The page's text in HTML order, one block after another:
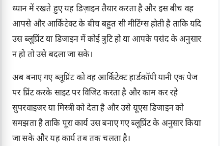
ध्यान में रखते हुए यह डिज़ाइन तैयार करता है और इस बीच वह
आपसे और आर्किटेक्ट के बीच बहुत सी मीटिंग्स होती है ताकि यदि
उस ब्लूप्रिंट या डिजाइन में कोई त्रुटि हो या आपके पसंद के अनुसार
न हो तो उसे बदला जा सके।
अब बनाए गए ब्लूप्रिंट को वह आर्किटेक्ट हार्डकॉपी यानी एक पेज
पर प्रिंट करके साइट पर विजिट करता है और काम कर रहे
सुपरवाइजर या मिस्त्री को देता है और उसे यूएस डिजाइन को
समझता है ताकि पूरा कार्य उस बनाए गए ब्लूप्रिंट के अनुसार किया
जा सके और यह कार्य तब तक चलता है।